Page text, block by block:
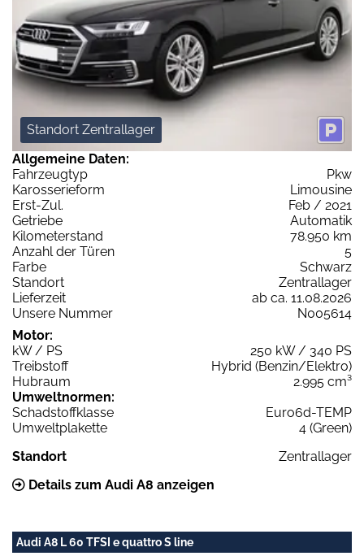
Standort Zentrallager
Allgemeine Daten:
Fahrzeugtyp
Pkw
Karosserieform
Limousine
Erst-Zul.
Feb / 2021
Getriebe
Automatik
Kilometerstand
78.950 km
Anzahl der Türen
5
Farbe
Schwarz
Standort
Zentrallager
Lieferzeit
ab ca. 11.08.2026
Unsere Nummer
N005614
Motor:
kW / PS
250 kW / 340 PS
Treibstoff
Hybrid (Benzin/Elektro)
Hubraum
2.995 cm³
Umweltnormen:
Schadstoffklasse
Euro6d-TEMP
Umweltplakette
4 (Green)
Standort
Zentrallager
Details zum Audi A8 anzeigen
Audi A8 L 60 TFSI e quattro S line